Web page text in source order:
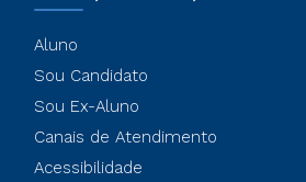
Aluno
Sou Candidato
Sou Ex-Aluno
Canais de Atendimento
Acessibilidade